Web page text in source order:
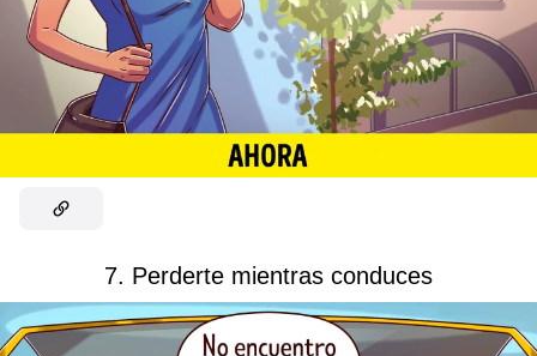
7. Perderte mientras conduces